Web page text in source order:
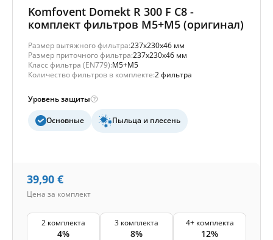
Komfovent Domekt R 300 F C8 -
комплект фильтров M5+M5 (оригинал)
Размер вытяжного фильтра:237x230x46 мм
Размер приточного фильтра:237x230x46 мм
Класс фильтра (EN779):M5+M5
Количество фильтров в комплекте:2 фильтра
Уровень защиты
Основные Пыльца и плесень
39,90 €
Цена за комплект
2 комплекта
4%
3 комплекта
8%
4+ комплекта
12%